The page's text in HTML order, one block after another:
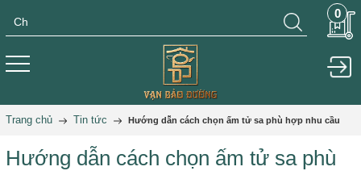
0
Trang chủ Tin tức Hướng dẫn cách chọn ấm tử sa phù hợp nhu cầu
Hướng dẫn cách chọn ấm tử sa phù